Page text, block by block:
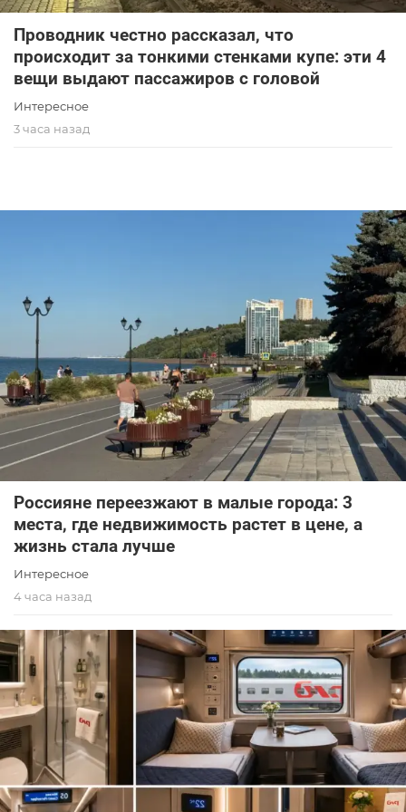
Проводник честно рассказал, что
происходит за тонкими стенками купе: эти 4
вещи выдают пассажиров с головой
Интересное
3 часа назад
Россияне переезжают в малые города: 3
места, где недвижимость растет в цене, а
жизнь стала лучше
Интересное
4 часа назад